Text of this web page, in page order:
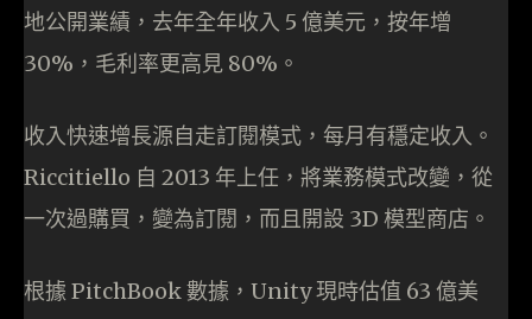
地公開業績，去年全年收入 5 億美元，按年增
30%，毛利率更高見 80%。
收入快速增長源自走訂閱模式，每月有穩定收入。
Riccitiello 自 2013 年上任，將業務模式改變，從
一次過購買，變為訂閱，而且開設 3D 模型商店。
根據 PitchBook 數據，Unity 現時估值 63 億美